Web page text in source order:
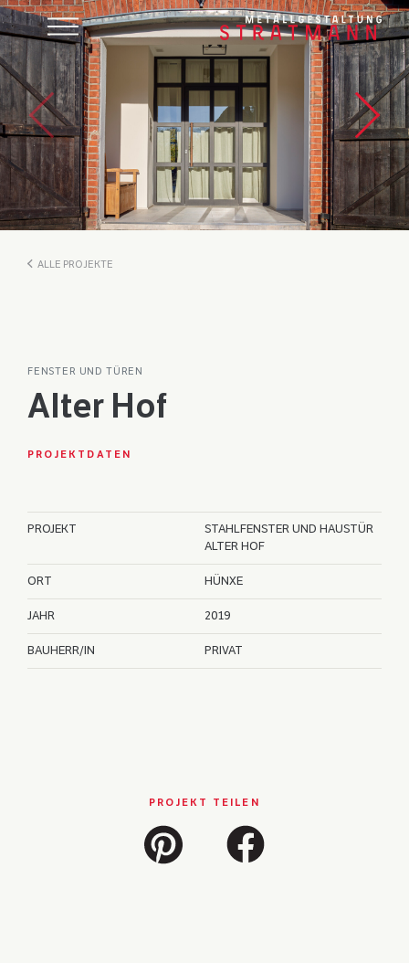
ALLE PROJEKTE
FENSTER UND TÜREN
Alter Hof
PROJEKTDATEN
PROJEKT
STAHLFENSTER UND HAUSTÜR
ALTER HOF
ORT HÜNXE
JAHR 2019
BAUHERR/IN PRIVAT
PROJEKT TEILEN